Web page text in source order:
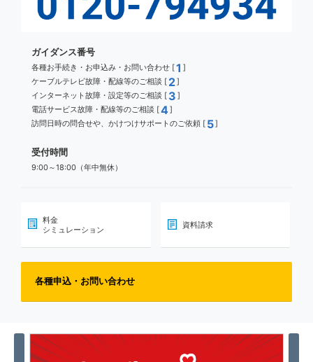
ガイダンス番号
各種お手続き・お申込み・お問い合わせ [1 ]
ケーブルテレビ故障・配線等のご相談 [ 2]
インターネット故障・設定等のご相談 [ 3 ]
電話サービス故障・配線等のご相談 [4]
訪問日時の問合せや、かけつけサポートのご依頼 [ 5]
受付時間
9:00～18:00（年中無休）
料金
シミュレーション
資料請求
各種申込・お問い合わせ